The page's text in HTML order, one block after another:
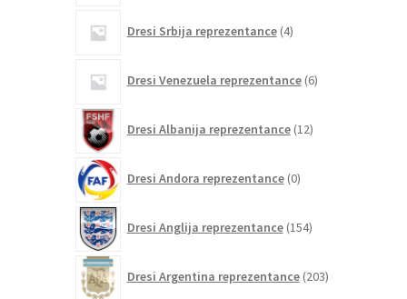
Dresi Srbija reprezentance 4izdelki
Dresi Venezuela reprezentance 6izdelkov
Dresi Albanija reprezentance 12izdelkov
Dresi Andora reprezentance 0izdelkov
Dresi Anglija reprezentance 154izdelkov
Dresi Argentina reprezentance 203izdelki